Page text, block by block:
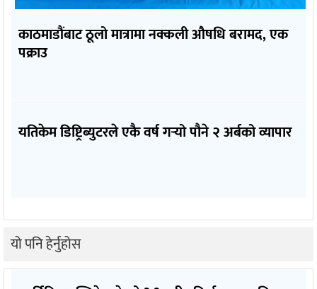
काठमाडौंबाट ठूलो मात्रामा नक्कली औषधि बरामद, एक
पक्राउ
यतिकेम डिष्ट्रिब्युटरले एकै वर्ष गर्‍यो पौने २ अर्बको व्यापार
यो पनि हेर्नुहोस